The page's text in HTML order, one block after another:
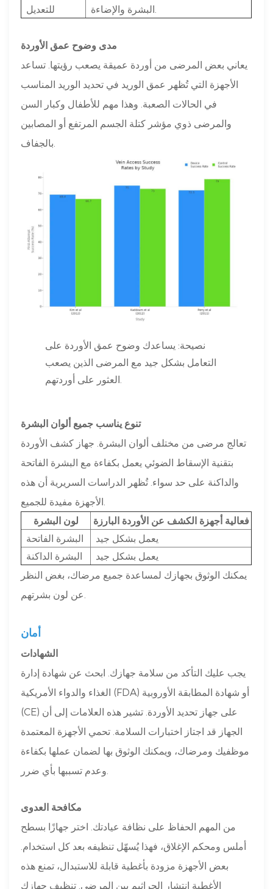
للتعديل
مدى وضوح عمق الأوردة
يعاني بعض المرضى من أوردة عميقة يصعب رؤيتها. تساعد
الأجهزة التي تُظهر عمق الوريد في تحديد الوريد المناسب
في الحالات الصعبة. وهذا مهم للأطفال وكبار السن
والمرضى ذوي مؤشر كتلة الجسم المرتفع أو المصابين
نصيحة: يساعدك وضوح عمق الأوردة على
التعامل بشكل جيد مع المرضى الذين يصعب
تنوع يناسب جميع ألوان البشرة
تعالج مرضى من مختلف ألوان البشرة. جهاز كشف الأوردة
بتقنية الإسقاط الضوئي يعمل بكفاءة مع البشرة الفاتحة
والداكنة على حد سواء. تُظهر الدراسات السريرية أن هذه
لون البشرة
فعالية أجهزة الكشف عن الأوردة البارزة
البشرة الفاتحة
يعمل بشكل جيد
البشرة الداكنة
يعمل بشكل جيد
يمكنك الوثوق بجهازك لمساعدة جميع مرضاك، بغض النظر
أمان
الشهادات
يجب عليك التأكد من سلامة جهازك. ابحث عن شهادة إدارة
الغذاء والدواء الأمريكية (FDA) أو شهادة المطابقة الأوروبية
(CE) على جهاز تحديد الأوردة. تشير هذه العلامات إلى أن
الجهاز قد اجتاز اختبارات السلامة. تحمي الأجهزة المعتمدة
موظفيك ومرضاك، ويمكنك الوثوق بها لضمان عملها بكفاءة
مكافحة العدوى
من المهم الحفاظ على نظافة عيادتك. اختر جهازًا بسطح
أملس ومحكم الإغلاق، فهذا يُسهّل تنظيفه بعد كل استخدام.
بعض الأجهزة مزودة بأغطية قابلة للاستبدال، تمنع هذه
الأغطية انتشار الجراثيم بين المرضى. تنظيف جهازك